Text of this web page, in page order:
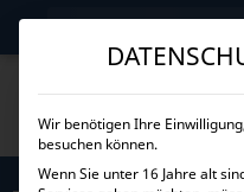
Wir benötigen Ihre
besuchen können.
Wenn Sie unter 16 Jahre alt